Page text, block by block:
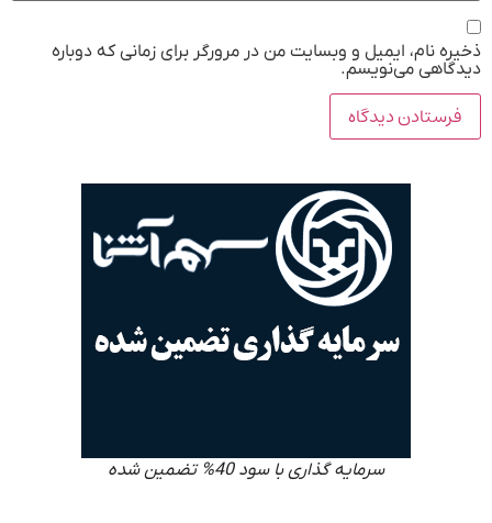
ذخیره نام، ایمیل و وبسایت من در مرورگر برای زمانی که دوباره
دیدگاهی می‌نویسم.
سرمایه گذاری با سود 40% تضمین شده